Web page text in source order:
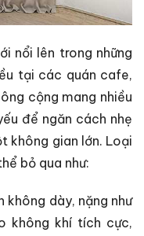
nổi lên trong những
tại các quán cafe,
cộng mang nhiều
để ngăn cách nhẹ
không gian lớn. Loại
bỏ qua như:
không dày, nặng như
không khí tích cực,